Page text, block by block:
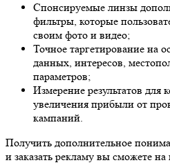
Спонсируемые линзы
фильтры, которые
своим фото и видео;
Точное таргетирование на
данных, интересов,
параметров;
Измерение результатов для
увеличения прибыли от
кампаний.
Получить дополнительное
и заказать рекламу вы сможете